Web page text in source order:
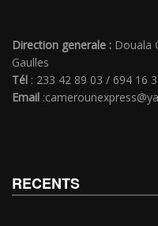
Direction generale : Douala
Gaulles
Tél : 233 42 89 03 / 694 16
Email
RECENTS